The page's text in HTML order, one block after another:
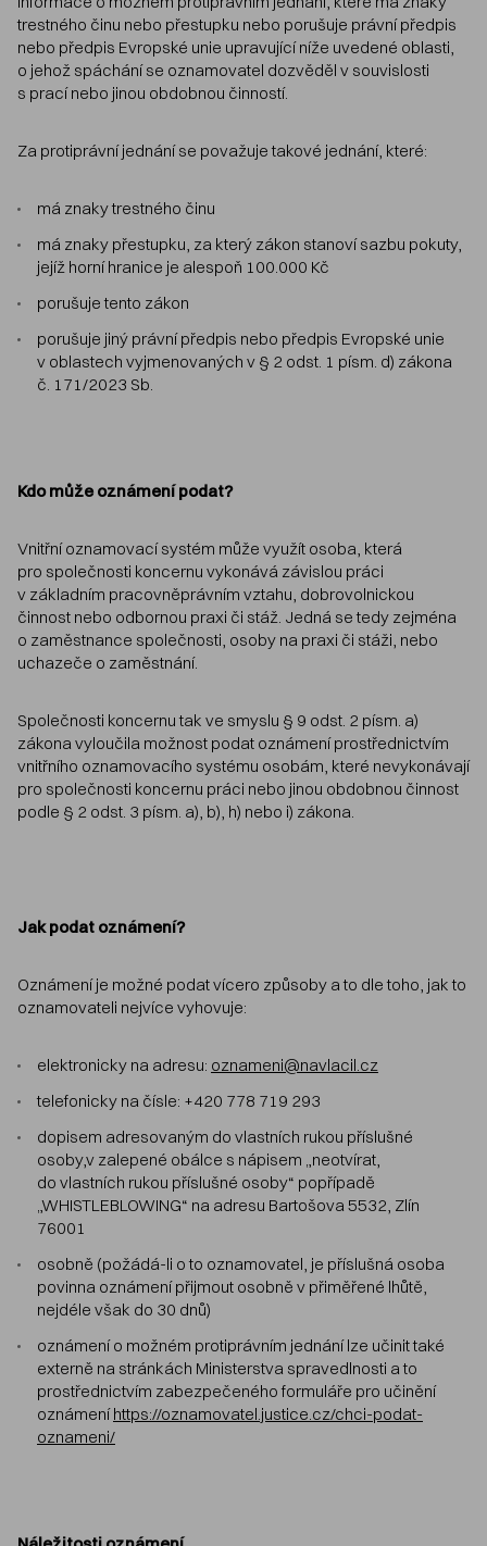
trestného činu nebo přestupku nebo porušuje právní předpis
nebo předpis Evropské unie upravující níže uvedené oblasti,
o jehož spáchání se oznamovatel dozvěděl v souvislosti
s prací nebo jinou obdobnou činností.
Za protiprávní jednání se považuje takové jednání, které:
má znaky trestného činu
má znaky přestupku, za který zákon stanoví sazbu pokuty,
jejíž horní hranice je alespoň 100.000 Kč
porušuje tento zákon
porušuje jiný právní předpis nebo předpis Evropské unie
v oblastech vyjmenovaných v § 2 odst. 1 písm. d) zákona
č. 171/2023 Sb.
Kdo může oznámení podat?
Vnitřní oznamovací systém může využít osoba, která
pro společnosti koncernu vykonává závislou práci
v základním pracovněprávním vztahu, dobrovolnickou
činnost nebo odbornou praxi či stáž. Jedná se tedy zejména
o zaměstnance společnosti, osoby na praxi či stáži, nebo
uchazeče o zaměstnání.
Společnosti koncernu tak ve smyslu § 9 odst. 2 písm. a)
zákona vyloučila možnost podat oznámení prostřednictvím
vnitřního oznamovacího systému osobám, které nevykonávají
pro společnosti koncernu práci nebo jinou obdobnou činnost
podle § 2 odst. 3 písm. a), b), h) nebo i) zákona.
Jak podat oznámení?
Oznámení je možné podat vícero způsoby a to dle toho, jak to
oznamovateli nejvíce vyhovuje:
elektronicky na adresu: oznameni@navlacil.cz
telefonicky na čísle: +420 778 719 293
dopisem adresovaným do vlastních rukou příslušné
osoby,v zalepené obálce s nápisem „neotvírat,
do vlastních rukou příslušné osoby“ popřípadě
„WHISTLEBLOWING“ na adresu Bartošova 5532, Zlín
76001
osobně (požádá-li o to oznamovatel, je příslušná osoba
povinna oznámení přijmout osobně v přiměřené lhůtě,
nejdéle však do 30 dnů)
oznámení o možném protiprávním jednání lze učinit také
externě na stránkách Ministerstva spravedlnosti a to
prostřednictvím zabezpečeného formuláře pro učinění
oznámeníhttps://oznamovatel.justice.cz/chci-podat-
oznameni/